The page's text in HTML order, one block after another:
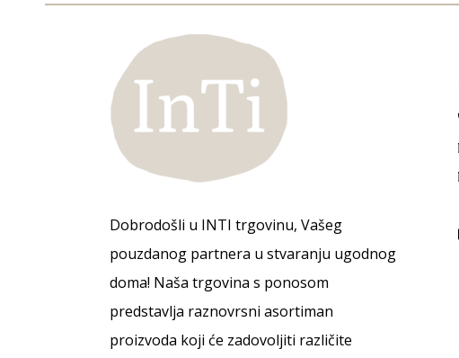
Dobrodošli u INTI trgovinu, Vašeg
pouzdanog partnera u stvaranju ugodnog
doma! Naša trgovina s ponosom
predstavlja raznovrsni asortiman
proizvoda koji će zadovoljiti različite